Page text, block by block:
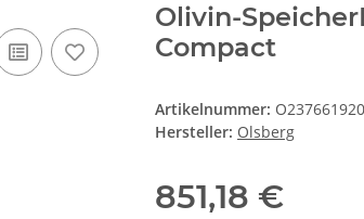
Olivin-
Compact
Artikelnummer:
Hersteller: Olsberg
851,18 €